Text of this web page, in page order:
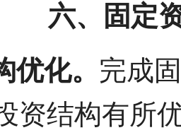
六、固定
优化。 完成
资结构有所